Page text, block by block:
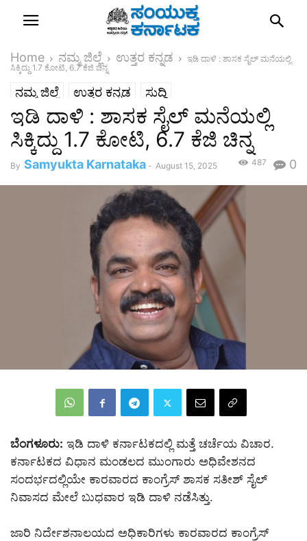
Home ನಮ್ಮ ಜಿಲ್ಲೆ ಉತ್ತರ ಕನ್ನಡ
ಇಡಿ ದಾಳಿ : ಶಾಸಕ ಸೈಲ್ ಮನೆಯಲ್ಲಿ
ಸಿಕ್ಕಿದ್ದು 1.7 ಕೋಟಿ, 6.7 ಕೆಜಿ ಚಿನ್ನ
ನಮ್ಮ ಜಿಲ್ಲೆ ಉತ್ತರ ಕನ್ನಡ ಸುದ್ದಿ
ಇಡಿ ದಾಳಿ : ಶಾಸಕ ಸೈಲ್ ಮನೆಯಲ್ಲಿ
ಸಿಕ್ಕಿದ್ದು 1.7 ಕೋಟಿ, 6.7 ಕೆಜಿ ಚಿನ್ನ
By Samyukta Karnataka - August 15, 2025 0
487
ಬೆಂಗಳೂರು: ಇಡಿ ದಾಳಿ ಕರ್ನಾಟಕದಲ್ಲಿ ಮತ್ತೆ ಚರ್ಚೆಯ ವಿಚಾರ.
ಕರ್ನಾಟಕದ ವಿಧಾನ ಮಂಡಲದ ಮುಂಗಾರು ಅಧಿವೇಶನದ
ಸಂದರ್ಭದಲ್ಲಿಯೇ ಕಾರವಾರದ ಕಾಂಗ್ರೆಸ್ ಶಾಸಕ ಸತೀಶ್ ಸೈಲ್
ನಿವಾಸದ ಮೇಲೆ ಬುಧವಾರ ಇಡಿ ದಾಳಿ ನಡೆಸಿತ್ತು.
ಜಾರಿ ನಿರ್ದೇಶನಾಲಯದ ಅಧಿಕಾರಿಗಳು ಕಾರವಾರದ ಕಾಂಗ್ರೆಸ್